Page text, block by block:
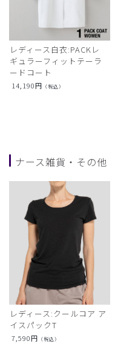
レディース白衣:PACKレ
ギュラーフィットテーラ
ードコート
14,190円 （税込）
ナース雑貨・その他
レディース:クールコア ア
イスパックT
7,590円 （税込）